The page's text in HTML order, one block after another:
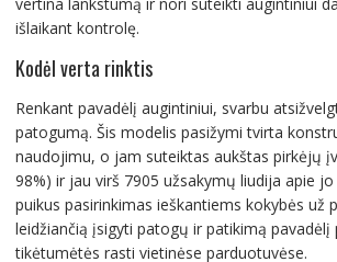
išlaikant kontrolę.
Kodėl verta rinktis
Renkant pavadėlį augintiniui, svarbu
patogumą. Šis modelis pasižymi tvirta
naudojimu, o jam suteiktas aukštas pirkėjų
98%) ir jau virš 7905 užsakymų liudija apie
puikus pasirinkimas ieškantiems kokybės už
leidžiančią įsigyti patogų ir patikimą pavadėlį
tikėtumėtės rasti vietinėse parduotuvėse.